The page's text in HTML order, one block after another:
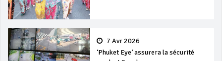
7 Avr 2026
‘Phuket Eye’ assurera la sécurité